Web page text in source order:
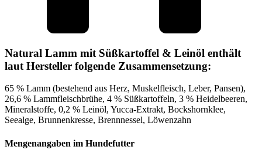
Natural Lamm mit Süßkartoffel & Leinöl enthält
laut Hersteller folgende Zusammensetzung:
65 % Lamm (bestehend aus Herz, Muskelfleisch, Leber, Pansen),
26,6 % Lammfleischbrühe, 4 % Süßkartoffeln, 3 % Heidelbeeren,
Mineralstoffe, 0,2 % Leinöl, Yucca-Extrakt, Bockshornklee,
Seealge, Brunnenkresse, Brennnessel, Löwenzahn
Mengenangaben im Hundefutter